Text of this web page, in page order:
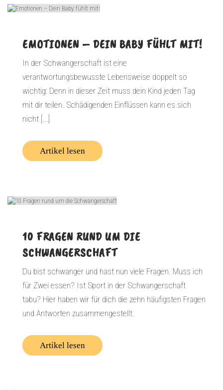
EMOTIONEN – DEIN BABY FÜHLT MIT!
In der Schwangerschaft ist eine
verantwortungsbewusste Lebensweise doppelt so
wichtig: Denn in dieser Zeit muss dein Kind jeden Tag
mit dir teilen. Schädigenden Einflüssen kann es sich
nicht [...]
Artikel lesen
10 FRAGEN RUND UM DIE
SCHWANGERSCHAFT
Du bist schwanger und hast nun viele Fragen. Muss ich
für Zwei essen? Ist Sport in der Schwangerschaft
tabu? Hier haben wir für dich die zehn häufigsten Fragen
und Antworten zusammengestellt.
Artikel lesen